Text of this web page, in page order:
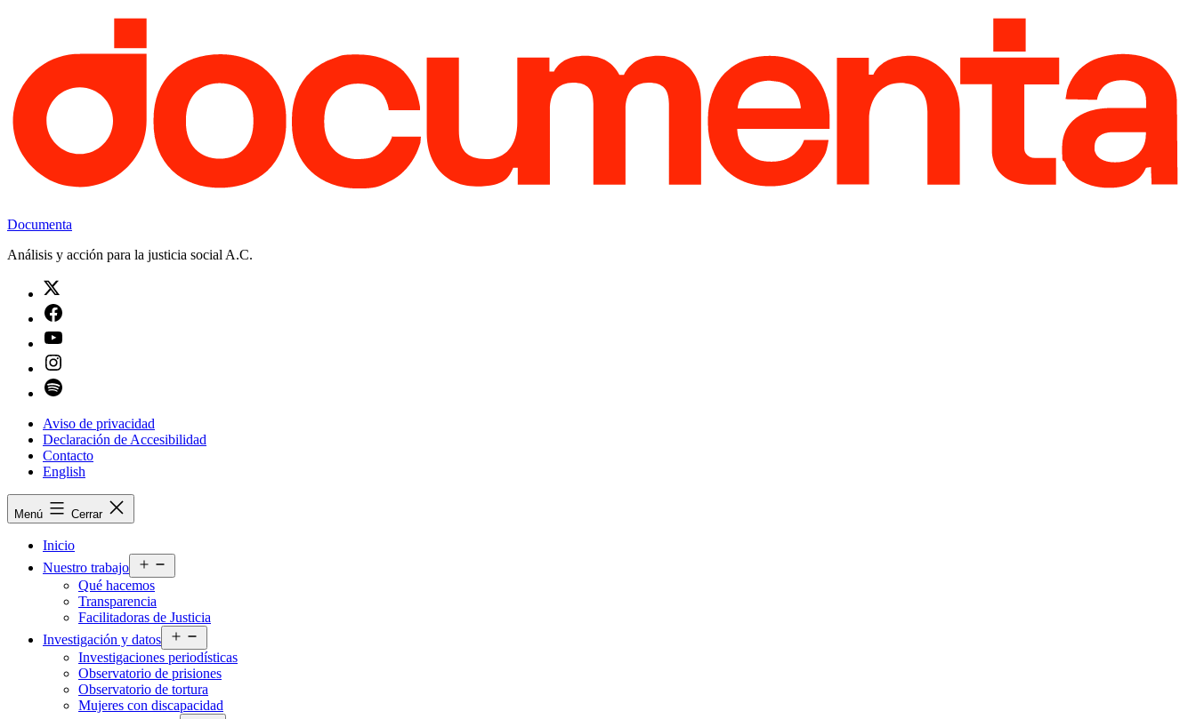
Documenta
Análisis y acción para la justicia social A.C.
Aviso de privacidad
Declaración de Accesibilidad
Contacto
English
Menú Cerrar
Inicio
Nuestro trabajo
el
Qué hacemos
Transparencia
Facilitadoras de Justicia
Investigación y datos
el
menú
Investigaciones periodísticas
Observatorio de prisiones
Observatorio de tortura
Mujeres con discapacidad